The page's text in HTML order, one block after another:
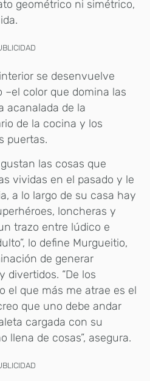
geométrico ni simétrico,
se desenvuelve
–el color que domina las
acanalada de la
de la cocina y los
puertas.
las cosas que
vividas en el pasado y le
a lo largo de su casa hay
loncheras y
trazo entre lúdico e
lo define Murgueitio,
de generar
divertidos. “De los
el que más me atrae es el
que uno debe andar
cargada con su
llena de cosas”, asegura.